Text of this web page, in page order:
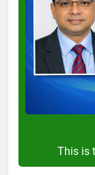
This is